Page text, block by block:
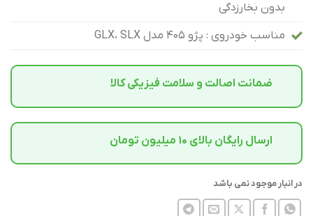
بدون بخارزدگی
مناسب خودروی : پژو ۴۰۵ مدل GLX، SLX
ضمانت اصالت و سلامت فیزیکی کالا
ارسال رایگان بالای 10 میلیون تومان
در انبار موجود نمی باشد